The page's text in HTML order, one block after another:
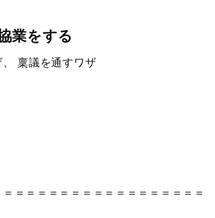
業をする
、 稟議を通すワザ
＝＝＝＝＝＝＝＝＝＝＝＝＝＝＝＝＝